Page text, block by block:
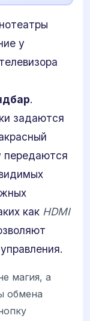
у
.
задаются
передаются
как HDMI
магия, а
обмена